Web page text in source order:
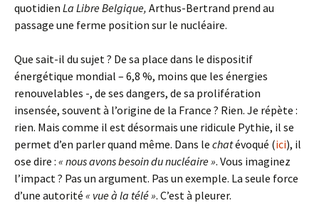
quotidien La Libre Belgique, Arthus-Bertrand prend au
passage une ferme position sur le nucléaire.
Que sait-il du sujet ? De sa place dans le dispositif
énergétique mondial – 6,8 %, moins que les énergies
renouvelables -, de ses dangers, de sa prolifération
insensée, souvent à l’origine de la France ? Rien. Je répète :
rien. Mais comme il est désormais une ridicule Pythie, il se
permet d’en parler quand même. Dans le chatévoqué (ici), il
ose dire : « nous avons besoin du nucléaire ». Vous imaginez
l’impact ? Pas un argument. Pas un exemple. La seule force
d’une autorité « vue à la télé ». C’est à pleurer.